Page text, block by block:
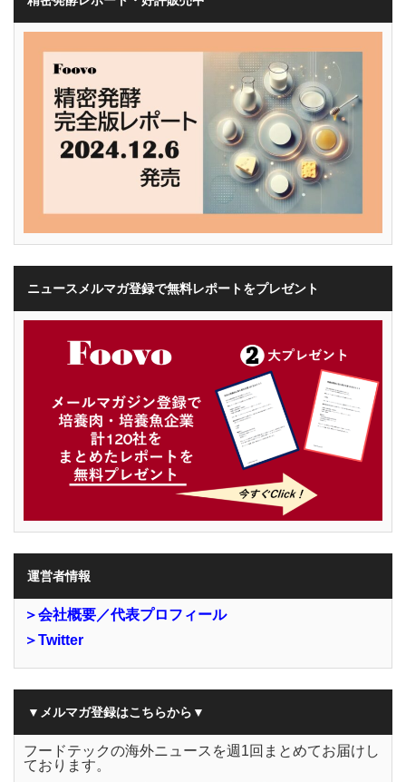
ニュースメルマガ登録で無料レポートをプレゼント
運営者情報
＞会社概要／代表プロフィール
＞Twitter
▼メルマガ登録はこちらから▼
フードテックの海外ニュースを週1回まとめてお届けし
ております。